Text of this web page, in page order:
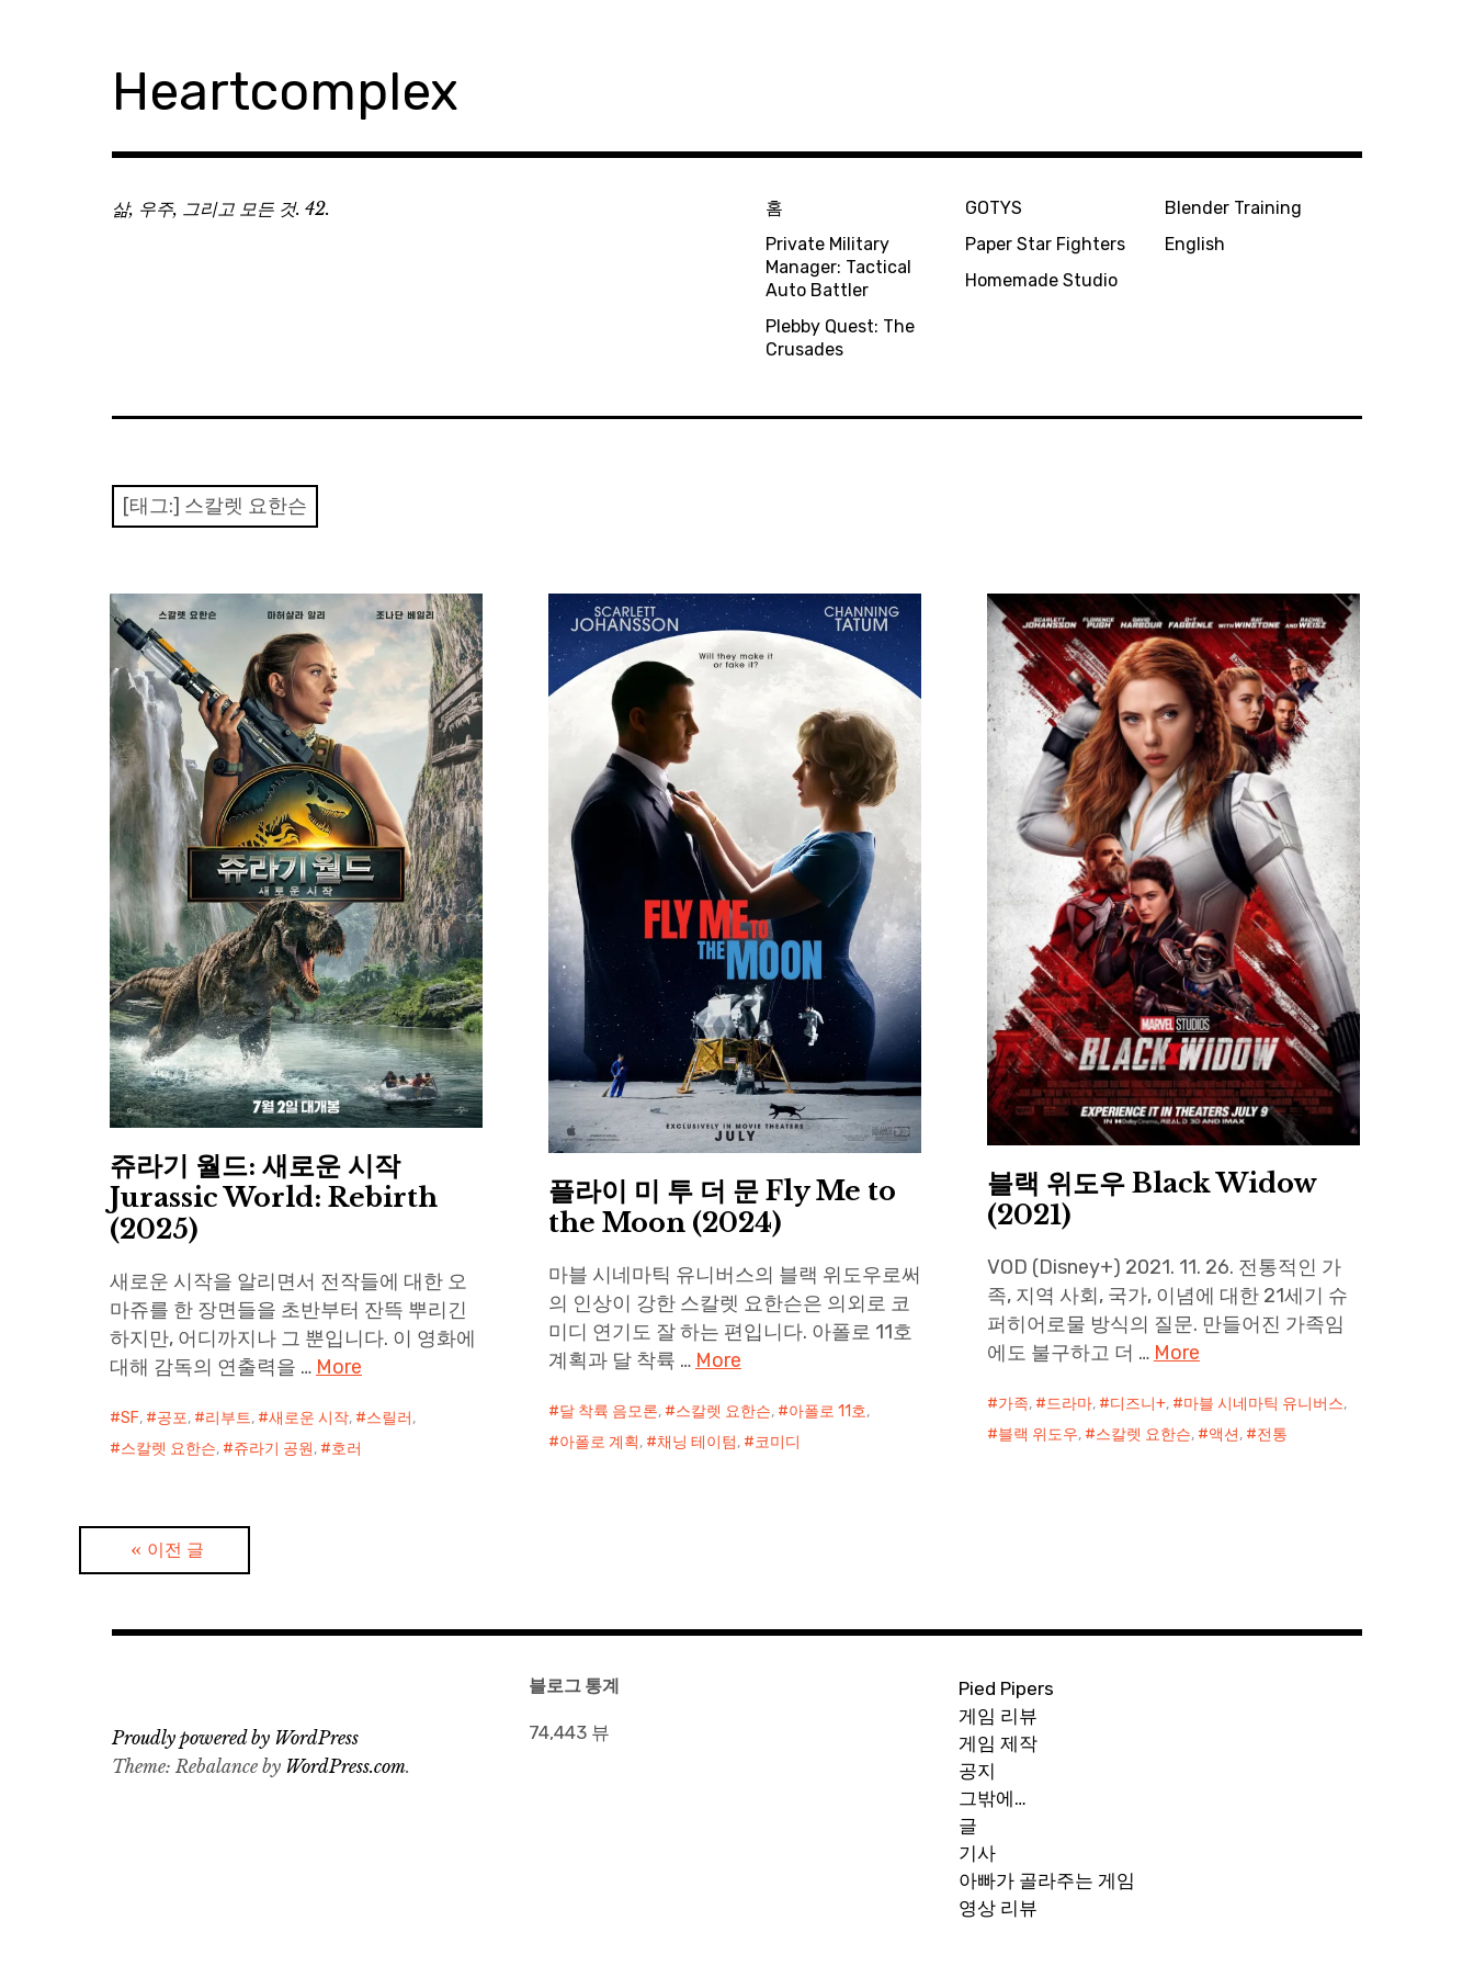
Heartcomplex
삶, 우주, 그리고 모든 것. 42.
홈
Private Military
Manager: Tactical
Auto Battler
Plebby Quest: The
Crusades
GOTYS
Paper Star Fighters
Homemade Studio
Blender Training
English
[태그:] 스칼렛 요한슨
쥬라기 월드: 새로운 시작
Jurassic World: Rebirth
(2025)
새로운 시작을 알리면서 전작들에 대한 오
마쥬를 한 장면들을 초반부터 잔뜩 뿌리긴
하지만, 어디까지나 그 뿐입니다. 이 영화에
대해 감독의 연출력을 … More
SF, 공포, 리부트, 새로운 시작, 스릴러,
스칼렛 요한슨, 쥬라기 공원, 호러
플라이 미 투 더 문 Fly Me to
the Moon (2024)
마블 시네마틱 유니버스의 블랙 위도우로써
의 인상이 강한 스칼렛 요한슨은 의외로 코
미디 연기도 잘 하는 편입니다. 아폴로 11호
계획과 달 착륙 … More
달 착륙 음모론, 스칼렛 요한슨, 아폴로 11호,
아폴로 계획, 채닝 테이텀, 코미디
블랙 위도우 Black Widow
(2021)
VOD (Disney+) 2021. 11. 26. 전통적인 가
족, 지역 사회, 국가, 이념에 대한 21세기 슈
퍼히어로물 방식의 질문. 만들어진 가족임
에도 불구하고 더 … More
가족, 드라마, 디즈니+, 마블 시네마틱 유니버스,
블랙 위도우, 스칼렛 요한슨, 액션, 전통
이전 글
블로그 통계
74,443 뷰
Pied Pipers
게임 리뷰
게임 제작
공지
그밖에…
글
기사
아빠가 골라주는 게임
영상 리뷰
Proudly powered by WordPress
Theme: Rebalance by WordPress.com.